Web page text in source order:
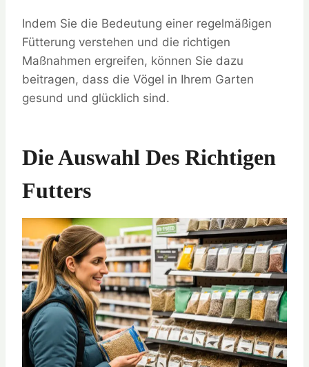
Indem Sie die Bedeutung einer regelmäßigen
Fütterung verstehen und die richtigen
Maßnahmen ergreifen, können Sie dazu
beitragen, dass die Vögel in Ihrem Garten
gesund und glücklich sind.
Die Auswahl Des Richtigen
Futters